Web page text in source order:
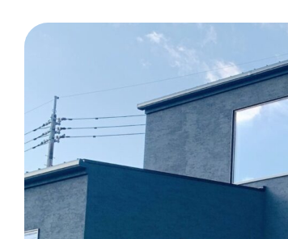
山口店の見学予約